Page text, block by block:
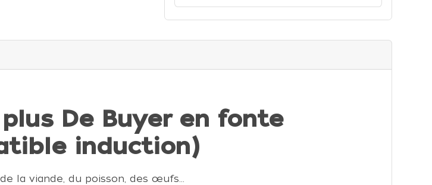
De Buyer en fonte
induction)
la viande, du poisson, des œufs…